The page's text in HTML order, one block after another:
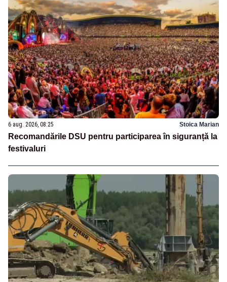
6 aug. 2026, 08:25 Stoica Marian
Recomandările DSU pentru participarea în siguranță la
festivaluri